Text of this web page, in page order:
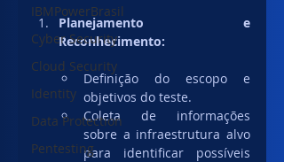
IBMPowerBrasil
Cyber Security
Cloud Security
Identity
Data Protection
Pentesting
Planejamento e
Reconhecimento:
Definição do escopo e
objetivos do teste.
Coleta de informações
sobre a infraestrutura alvo
para identificar possíveis